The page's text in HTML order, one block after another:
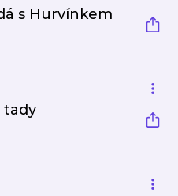
s Hurvínkem
tady